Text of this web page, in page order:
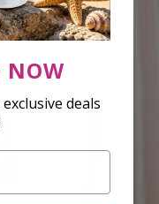
NOW
deals